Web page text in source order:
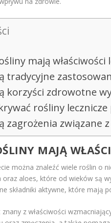
mają właściwości
tradycyjne
korzyści zdrowotne
rośliny
zagrożenia związane
MAJĄ
można znaleźć wiele roślin o
oraz aloes, które od wieków są
składniki aktywne, które mają
znany z właściwości